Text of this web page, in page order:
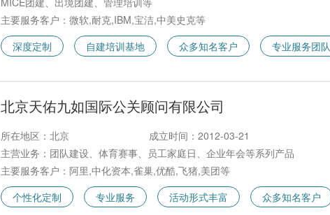
主要服务客户：微软,耐克,IBM,宝洁,中美史克等
深度定制
自建培训基地 众多知名客户 专业服务团队
北京天佑九如国际公关顾问有限公司
所在地区：北京
成立时间：2012-03-21
主营业务：团队建设、体育赛事、员工家庭日、企业年会等系列产品
主要服务客户：阿里,中化资本,雀巢,优酷,飞猪,美团等
个性化定制
专业服务 活动形式丰富 众多知名客户